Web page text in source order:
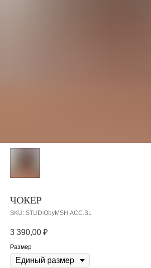
ЧОКЕР
SKU: STUDIObyMSH.ACC.BL
3 390,00 ₽
Размер